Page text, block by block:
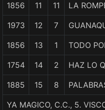
1856 11 11 LA
1973 12 7
1856 13 1 TODO
1754 14 2 HAZ LO
1885 15 8
YA MAGICO, C.C., 5.